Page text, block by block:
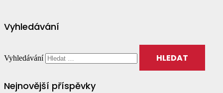
Vyhledávání
Vyhledávání
Nejnovější příspěvky